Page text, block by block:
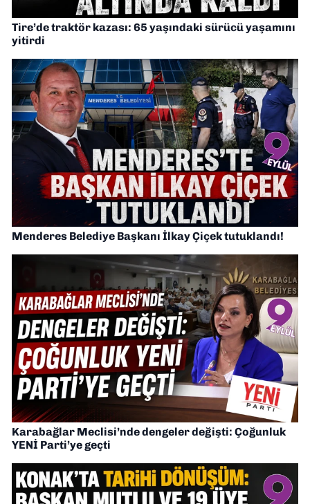
Tire’de traktör kazası: 65 yaşındaki sürücü yaşamını
yitirdi
Menderes Belediye Başkanı İlkay Çiçek tutuklandı!
Karabağlar Meclisi’nde dengeler değişti: Çoğunluk
YENİ Parti’ye geçti